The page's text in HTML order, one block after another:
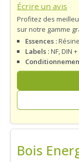
BLOG
ESPACE PRO
Écrire un avis
Profitez des
sur notre gamme
Essences :
Labels :NF, DIN +
Bois